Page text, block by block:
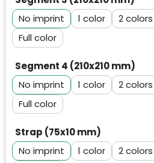
No imprint
1 2
Full color
Segment 4 (210x210 mm)
No imprint
1 2
Full color
Strap (75x10 mm)
No imprint
1 2